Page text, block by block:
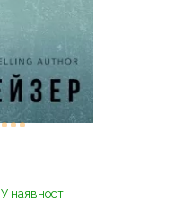
У наявності